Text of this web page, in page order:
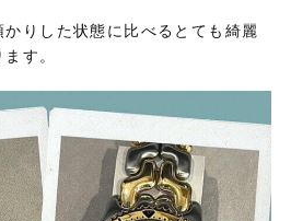
りした状態に比べるとても綺麗
す。